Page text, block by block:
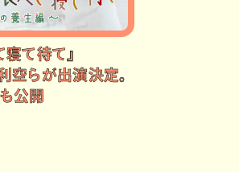
て待て』
空らが出演決定。
公開